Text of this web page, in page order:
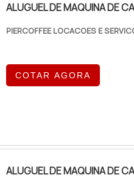
ALUGUEL DE MAQUINA DE
PIERCOFFEE LOCACOES E
COTAR AGORA
ALUGUEL DE MAQUINA DE